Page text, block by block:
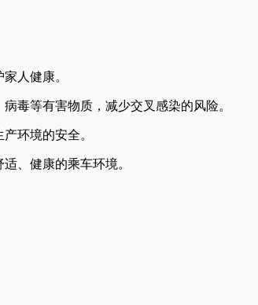
人健康。
毒等有害物质，减少交叉感染的风险。
环境的安全。
、健康的乘车环境。